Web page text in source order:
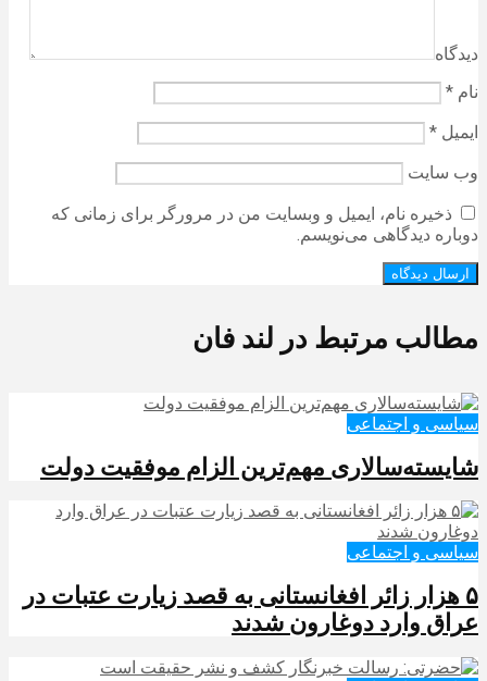
دیدگاه
نام *
ایمیل *
وب‌ سایت
ذخیره نام، ایمیل و وبسایت من در مرورگر برای زمانی که
دوباره دیدگاهی می‌نویسم.
مطالب مرتبط در لند فان
سیاسی و اجتماعی
شایسته‌سالاری مهم‌ترین الزام موفقیت دولت
سیاسی و اجتماعی
۵ هزار زائر افغانستانی به قصد زیارت عتبات در
عراق وارد دوغارون شدند